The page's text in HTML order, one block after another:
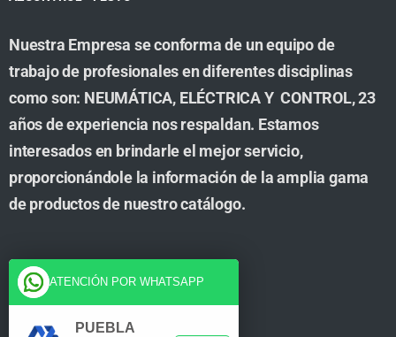
Nuestra Empresa se conforma de un equipo de
trabajo de profesionales en diferentes disciplinas
como son: NEUMÁTICA, ELÉCTRICA Y CONTROL, 23
años de experiencia nos respaldan. Estamos
interesados en brindarle el mejor servicio,
proporcionándole la información de la amplia gama
de productos de nuestro catálogo.
Cuenta
Tienda
ATENCIÓN POR WHATSAPP
PUEBLA